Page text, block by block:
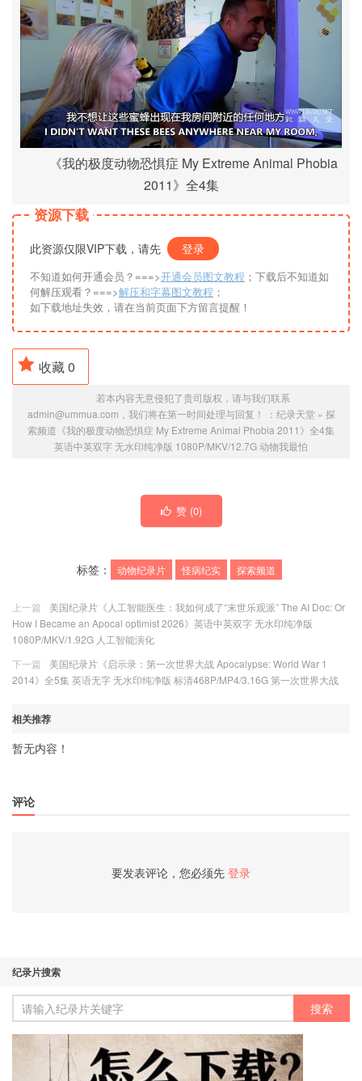
《我的极度动物恐惧症 My Extreme Animal Phobia
2011》全4集
资源下载
此资源仅限VIP下载，请先 登录
不知道如何开通会员？===>开通会员图文教程 ；下载后不知道如
何解压观看？===>解压和字幕图文教程 ；
如下载地址失效，请在当前页面下方留言提醒！
收藏0
若本内容无意侵犯了贵司版权，请与我们联系
admin@ummua.com，我们将在第一时间处理与回复！ ： 纪录天堂» 探
索频道《我的极度动物恐惧症 My Extreme Animal Phobia 2011》全4集
英语中英双字 无水印纯净版 1080P/MKV/12.7G 动物我最怕
赞 (0)
标签： 动物纪录片 怪病纪实 探索频道
上一篇
美国纪录片《人工智能医生：我如何成了“末世乐观派” The AI Doc: Or
How I Became an Apocal optimist 2026》英语中英双字 无水印纯净版
1080P/MKV/1.92G 人工智能演化
下一篇
美国纪录片《启示录：第一次世界大战 Apocalypse: World War 1
2014》全5集 英语无字 无水印纯净版 标清468P/MP4/3.16G 第一次世界大战
相关推荐
暂无内容！
评论
要发表评论，您必须先 登录
纪录片搜索